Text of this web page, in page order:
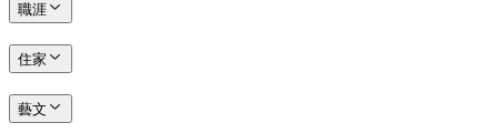
職涯
住家
藝文